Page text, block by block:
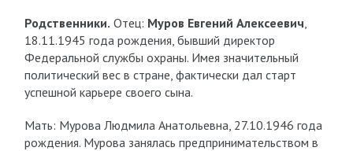
Родственники. Отец: Муров Евгений Алексеевич,
18.11.1945 года рождения, бывший директор
Федеральной службы охраны. Имея значительный
политический вес в стране, фактически дал старт
успешной карьере своего сына.
Мать: Мурова Людмила Анатольевна, 27.10.1946 года
рождения. Мурова занялась предпринимательством в